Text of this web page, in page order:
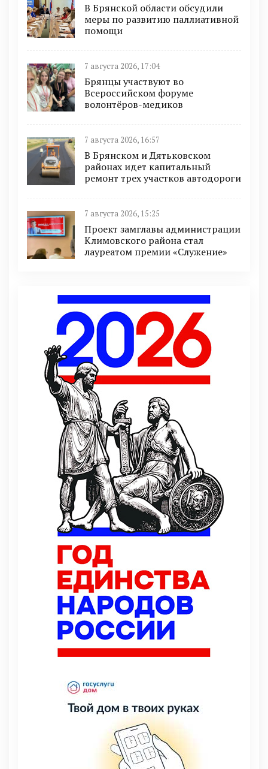
В Брянской области обсудили
меры по развитию паллиативной
помощи
7 августа 2026, 17:04
Брянцы участвуют во
Всероссийском форуме
волонтёров-медиков
7 августа 2026, 16:57
В Брянском и Дятьковском
районах идет капитальный
ремонт трех участков автодороги
7 августа 2026, 15:25
Проект замглавы администрации
Климовского района стал
лауреатом премии «Служение»